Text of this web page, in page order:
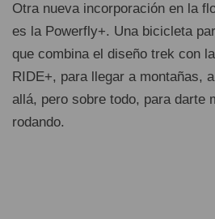
Otra nueva incorporación en la
es la Powerfly+. Una bicicleta
que combina el diseño trek con
RIDE+, para llegar a montañas,
allá, pero sobre todo, para darte
rodando.